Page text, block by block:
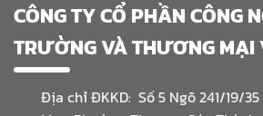
CÔNG TY CỔ PHẦN CÔNG
TRƯỜNG VÀ THƯƠNG MẠI
Địa chỉ ĐKKD: Số 5 Ngõ 241/19/